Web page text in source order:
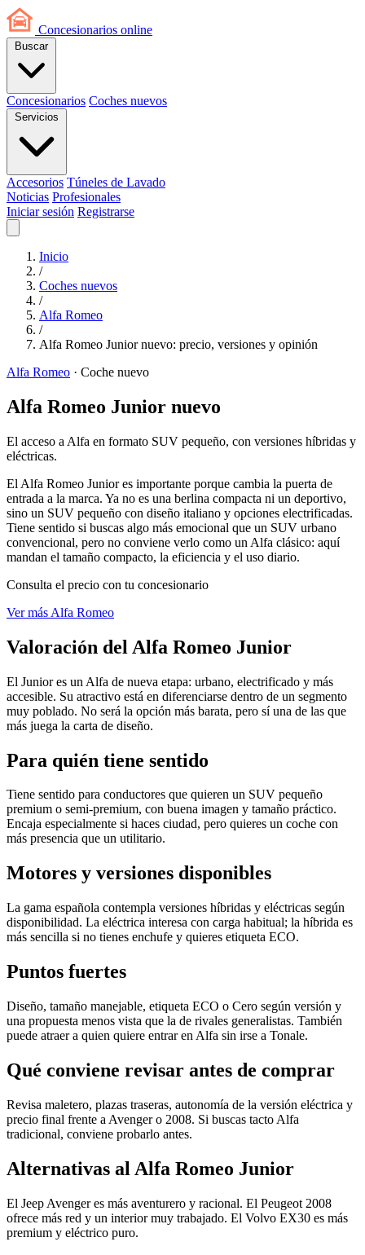
Concesionarios online
Buscar
Concesionarios Coches nuevos
Servicios
Accesorios Túneles de Lavado
Noticias Profesionales
Iniciar sesión Registrarse
Inicio
/
Coches nuevos
/
Alfa Romeo
/
Alfa Romeo Junior nuevo: precio, versiones y opinión
Alfa Romeo · Coche nuevo
Alfa Romeo Junior nuevo
El acceso a Alfa en formato SUV pequeño, con versiones híbridas y
eléctricas.
El Alfa Romeo Junior es importante porque cambia la puerta de
entrada a la marca. Ya no es una berlina compacta ni un deportivo,
sino un SUV pequeño con diseño italiano y opciones electrificadas.
Tiene sentido si buscas algo más emocional que un SUV urbano
convencional, pero no conviene verlo como un Alfa clásico: aquí
mandan el tamaño compacto, la eficiencia y el uso diario.
Consulta el precio con tu concesionario
Ver más Alfa Romeo
Valoración del Alfa Romeo Junior
El Junior es un Alfa de nueva etapa: urbano, electrificado y más
accesible. Su atractivo está en diferenciarse dentro de un segmento
muy poblado. No será la opción más barata, pero sí una de las que
más juega la carta de diseño.
Para quién tiene sentido
Tiene sentido para conductores que quieren un SUV pequeño
premium o semi-premium, con buena imagen y tamaño práctico.
Encaja especialmente si haces ciudad, pero quieres un coche con
más presencia que un utilitario.
Motores y versiones disponibles
La gama española contempla versiones híbridas y eléctricas según
disponibilidad. La eléctrica interesa con carga habitual; la híbrida es
más sencilla si no tienes enchufe y quieres etiqueta ECO.
Puntos fuertes
Diseño, tamaño manejable, etiqueta ECO o Cero según versión y
una propuesta menos vista que la de rivales generalistas. También
puede atraer a quien quiere entrar en Alfa sin irse a Tonale.
Qué conviene revisar antes de comprar
Revisa maletero, plazas traseras, autonomía de la versión eléctrica y
precio final frente a Avenger o 2008. Si buscas tacto Alfa
tradicional, conviene probarlo antes.
Alternativas al Alfa Romeo Junior
El Jeep Avenger es más aventurero y racional. El Peugeot 2008
ofrece más red y un interior muy trabajado. El Volvo EX30 es más
premium y eléctrico puro.